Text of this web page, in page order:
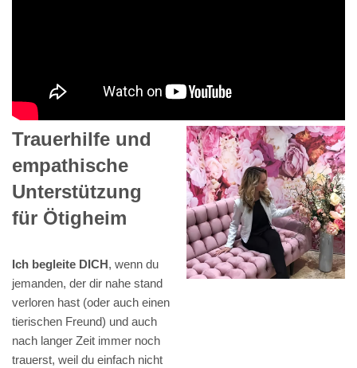
Trauerhilfe und
empathische
Unterstützung
für Ötigheim
Ich begleite DICH, wenn du
jemanden, der dir nahe stand
verloren hast (oder auch einen
tierischen Freund) und auch
nach langer Zeit immer noch
trauerst, weil du einfach nicht